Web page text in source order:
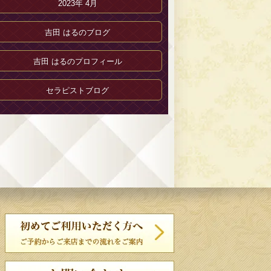
2023年 4月
吉田 はるのブログ
吉田 はるのプロフィール
セラピストブログ